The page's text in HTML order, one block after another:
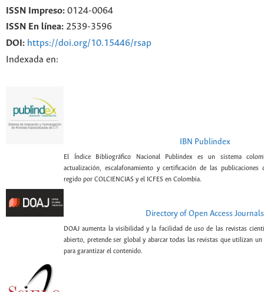
ISSN Impreso: 0124-0064
ISSN En línea: 2539-3596
DOI: https://doi.org/10.15446/rsap
Indexada en:
IBN Publindex
El Índice Bibliográfico Nacional Publindex es un sistema
actualización, escalafonamiento y certificación de las publicaciones
regido por COLCIENCIAS y el ICFES en Colombia.
Directory of Open Access Journals
DOAJ aumenta la visibilidad y la facilidad de uso de las revistas
abierto, pretende ser global y abarcar todas las revistas que utilizan
para garantizar el contenido.